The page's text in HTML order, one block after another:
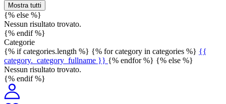
Mostra tutti
{% else %}
Nessun risultato trovato.
{% endif %}
Categorie
{% if categories.length %} {% for category in categories %} {{
category._category_fullname }} {% endfor %} {% else %}
Nessun risultato trovato.
{% endif %}